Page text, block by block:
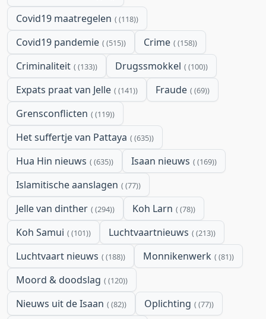
Covid19 maatregelen (118)
Covid19 pandemie (515) Crime (158)
Criminaliteit (133) Drugssmokkel (100)
Expats praat van Jelle (141) Fraude (69)
Grensconflicten (119)
Het suffertje van Pattaya (635)
Hua Hin nieuws (635) Isaan nieuws (169)
Islamitische aanslagen (77)
Jelle van dinther (294) Koh Larn (78)
Koh Samui (101) Luchtvaartnieuws (213)
Luchtvaart nieuws (188) Monnikenwerk (81)
Moord & doodslag (120)
Nieuws uit de Isaan (82) Oplichting (77)